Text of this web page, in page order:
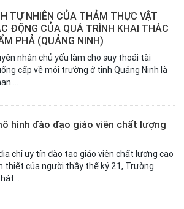
TỰ NHIÊN CỦA THẢM THỰC VẬT
ĐỘNG CỦA QUÁ TRÌNH KHAI THÁC
PHẢ (QUẢNG NINH)
nhân chủ yếu làm cho suy thoái tài
cấp về môi trường ở tỉnh Quảng Ninh là
hình đào đạo giáo viên chất lượng
chỉ uy tín đào tạo giáo viên chất lượng cao
thiết của người thầy thế kỷ 21, Trường